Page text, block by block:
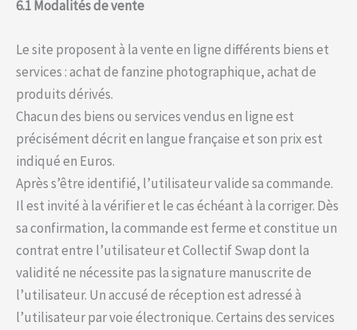
6.1 Modalités de vente
Le site proposent à la vente en ligne différents biens et
services : achat de fanzine photographique, achat de
produits dérivés.
Chacun des biens ou services vendus en ligne est
précisément décrit en langue française et son prix est
indiqué en Euros.
Après s’être identifié, l’utilisateur valide sa commande.
Il est invité à la vérifier et le cas échéant à la corriger. Dès
sa confirmation, la commande est ferme et constitue un
contrat entre l’utilisateur et Collectif Swap dont la
validité ne nécessite pas la signature manuscrite de
l’utilisateur. Un accusé de réception est adressé à
l’utilisateur par voie électronique. Certains des services